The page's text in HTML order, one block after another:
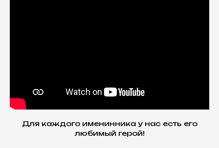
Для каждого именинника у нас есть его
любимый герой!